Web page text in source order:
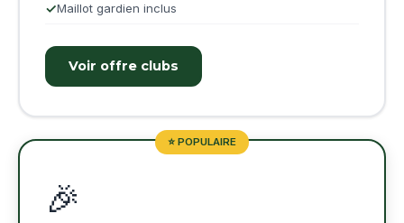
Maillot gardien inclus
Voir offre clubs
⭐ POPULAIRE
🎉